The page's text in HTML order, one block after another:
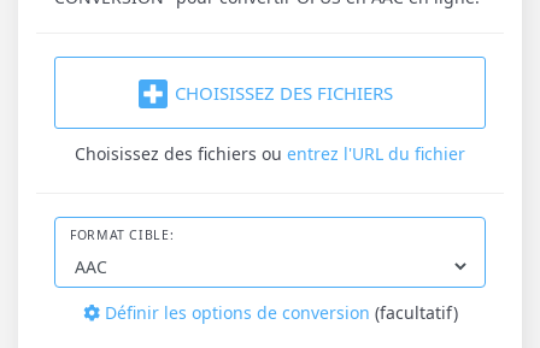
CHOISISSEZ DES FICHIERS
Choisissez des fichiers ou entrez l'URL du fichier
FORMAT CIBLE:
Définir les options de conversion (facultatif)